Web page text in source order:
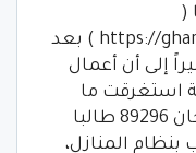
(
https://gharbeia.gov.eg/Pages/default.aspx ) بعد
إلى أن أعمال
استغرقت ما
يقرب من 10 أيام، حيث أدي الامتحان 89296 طالبا
إلى 1200 طالب بنظام المنازل،